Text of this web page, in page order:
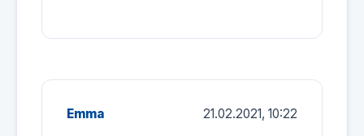
Emma 21.02.2021, 10:22